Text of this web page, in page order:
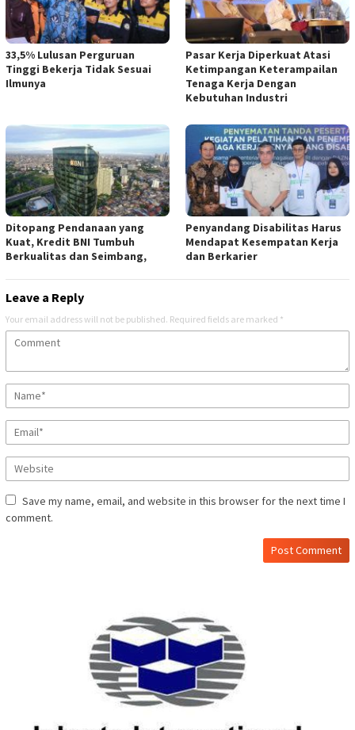
33,5% Lulusan Perguruan
Tinggi Bekerja Tidak Sesuai
Ilmunya
Pasar Kerja Diperkuat Atasi
Ketimpangan Keterampailan
Tenaga Kerja Dengan
Kebutuhan Industri
Ditopang Pendanaan yang
Kuat, Kredit BNI Tumbuh
Berkualitas dan Seimbang,
Penyandang Disabilitas Harus
Mendapat Kesempatan Kerja
dan Berkarier
Leave a Reply
Your email address will not be published. Required fields are marked *
Save my name, email, and website in this browser for the next time I
comment.